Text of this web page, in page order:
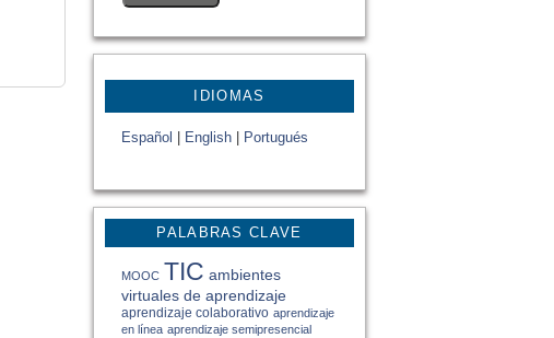
IDIOMAS
Español English Portugués
PALABRAS CLAVE
MOOC TIC ambientes
virtuales de aprendizaje
aprendizaje colaborativo aprendizaje
en línea aprendizaje semipresencial